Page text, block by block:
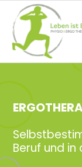
Beruf und in